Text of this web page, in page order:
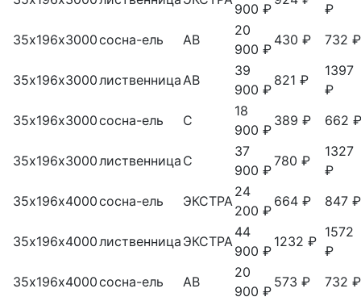
900 ₽
₽
35х196х3000сосна-ель АВ
20
900 ₽
430 ₽ 732 ₽
35х196х3000лиственница АВ
39
900 ₽
821 ₽
1397
₽
35х196х3000сосна-ель С
18
900 ₽
389 ₽ 662 ₽
35х196х3000лиственница С
37
900 ₽
780 ₽
1327
₽
35х196х4000сосна-ель ЭКСТРА
24
200 ₽
664 ₽ 847 ₽
35х196х4000лиственница ЭКСТРА
44
900 ₽
1232 ₽
1572
₽
35х196х4000сосна-ель АВ
20
900 ₽
573 ₽ 732 ₽